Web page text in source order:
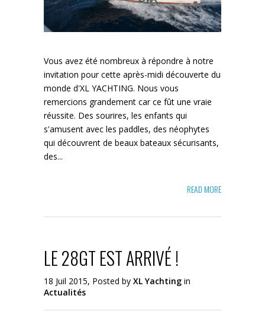
Vous avez été nombreux à répondre à notre
invitation pour cette après-midi découverte du
monde d'XL YACHTING. Nous vous
remercions grandement car ce fût une vraie
réussite. Des sourires, les enfants qui
s'amusent avec les paddles, des néophytes
qui découvrent de beaux bateaux sécurisants,
des...
READ MORE
LE 28GT EST ARRIVÉ !
18 Juil 2015, Posted by XL Yachting in
Actualités